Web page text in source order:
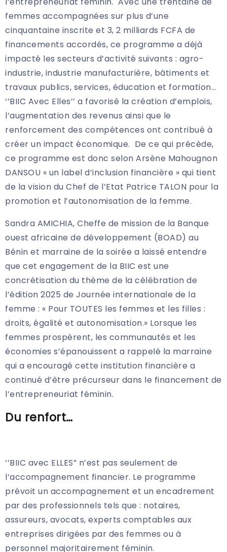
femmes accompagnées sur plus d’une
cinquantaine inscrite et 3, 2 milliards FCFA de
financements accordés, ce programme a déjà
impacté les secteurs d’activité suivants : agro-
industrie, industrie manufacturière, bâtiments et
travaux publics, services, éducation et formation…
‘’BIIC Avec Elles’’ a favorisé la création d’emplois,
l’augmentation des revenus ainsi que le
renforcement des compétences ont contribué à
créer un impact économique. De ce qui précède,
ce programme est donc selon Arsène Mahougnon
DANSOU « un label d’inclusion financière » qui tient
de la vision du Chef de l’Etat Patrice TALON pour la
promotion et l’autonomisation de la femme.
Sandra AMICHIA, Cheffe de mission de la Banque
ouest africaine de développement (BOAD) au
Bénin et marraine de la soirée a laissé entendre
que cet engagement de la BIIC est une
concrétisation du thème de la célébration de
l’édition 2025 de Journée internationale de la
femme : « Pour TOUTES les femmes et les filles :
droits, égalité et autonomisation.» Lorsque les
femmes prospèrent, les communautés et les
économies s’épanouissent a rappelé la marraine
qui a encouragé cette institution financière a
continué d’être précurseur dans le financement de
l’entrepreneuriat féminin.
Du renfort…
‘’BIIC avec ELLES” n’est pas seulement de
l’accompagnement financier. Le programme
prévoit un accompagnement et un encadrement
par des professionnels tels que : notaires,
assureurs, avocats, experts comptables aux
entreprises dirigées par des femmes ou à
personnel majoritairement féminin.